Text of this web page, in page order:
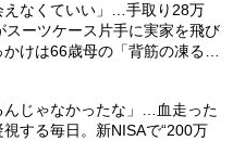
えなくていい」…手取り28万
スーツケース片手に実家を飛び
けは66歳母の「背筋の凍る一
んじゃなかったな」…血走った
する毎日。新NISAで“200万